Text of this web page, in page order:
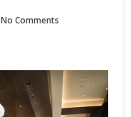
No Comments